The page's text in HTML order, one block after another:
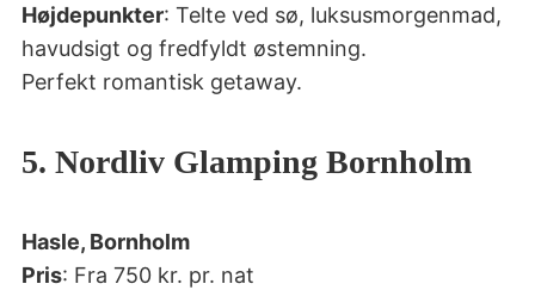
Højdepunkter: Telte ved sø, luksusmorgenmad,
havudsigt og fredfyldt østemning.
Perfekt romantisk getaway.
5. Nordliv Glamping Bornholm
Hasle, Bornholm
Pris: Fra 750 kr. pr. nat